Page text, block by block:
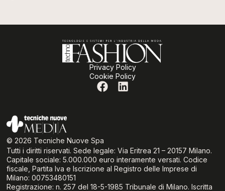
Privacy Policy
Cookie Policy
© 2026 Tecniche Nuove Spa
Tutti i diritti riservati. Sede legale: Via Eritrea 21 – 20157 Milano.
Capitale sociale: 5.000.000 euro interamente versati. Codice
fiscale, Partita Iva e Iscrizione al Registro delle Imprese di
Milano: 00753480151
Registrazione: n. 257 del 18-5-1985 Tribunale di Milano. Iscritta